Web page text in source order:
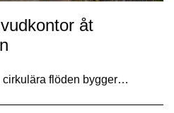
åt
cirkulära flöden bygger…